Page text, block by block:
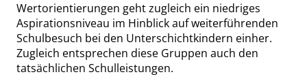
Wertorientierungen geht zugleich ein niedriges
Aspirationsniveau im Hinblick auf weiterführenden
Schulbesuch bei den Unterschichtkindern einher.
Zugleich entsprechen diese Gruppen auch den
tatsächlichen Schulleistungen.